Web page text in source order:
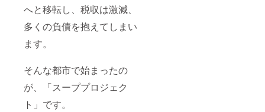
へと移転し、税収は激減、
多くの負債を抱えてしまい
ます。
そんな都市で始まったの
が、「スーププロジェク
ト」です。